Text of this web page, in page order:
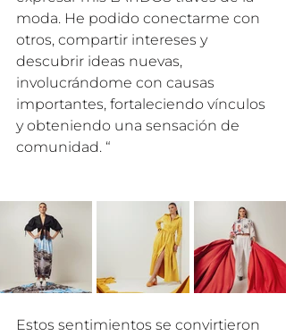
moda. He podido conectarme con
otros, compartir intereses y
descubrir ideas nuevas,
involucrándome con causas
importantes, fortaleciendo vínculos
y obteniendo una sensación de
comunidad. “
Estos sentimientos se convirtieron